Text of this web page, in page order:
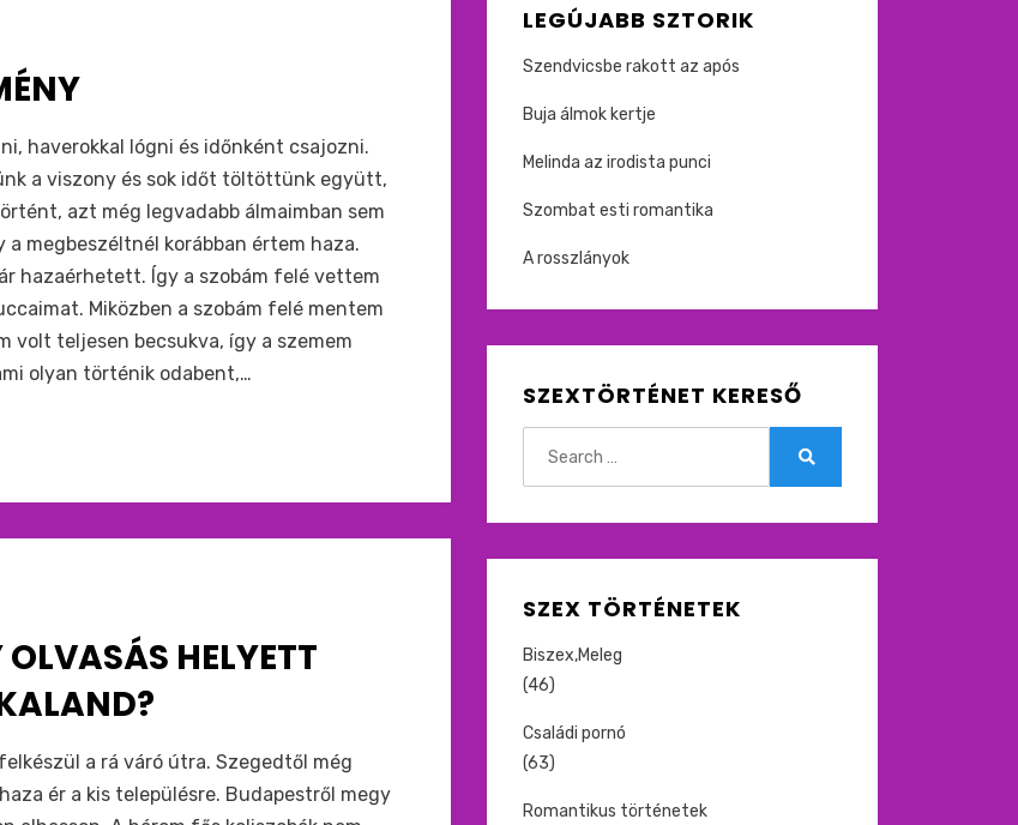
haverokkal lógni és időnként csajozni.
a viszony és sok időt töltöttünk együtt,
azt még legvadabb álmaimban sem
megbeszéltnél korábban értem haza.
hazaérhetett. Így a szobám felé vettem
Miközben a szobám felé mentem
volt teljesen becsukva, így a szemem
olyan történik odabent,…
HELYETT
a rá váró útra. Szegedtől még
ér a kis településre. Budapestről megy
LEGÚJABB SZTORIK
Szendvicsbe rakott az após
Buja álmok kertje
Melinda az irodista punci
Szombat esti romantika
A rosszlányok
SZEXTÖRTÉNET KERESŐ
SZEX TÖRTÉNETEK
Biszex,Meleg
(46)
Családi pornó
(63)
Romantikus történetek